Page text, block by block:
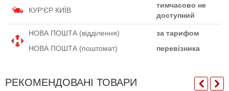
КУР'ЄР КИЇВ
тимчасово не
доступний
НОВА ПОШТА (відділення)
за тарифом
НОВА ПОШТА (поштомат)
перевізника
РЕКОМЕНДОВАНІ ТОВАРИ